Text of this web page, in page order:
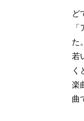
ど
た
若
く
楽
曲